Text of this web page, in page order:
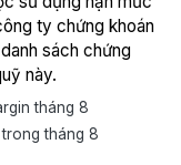
ty chứng khoán
sách chứng
này.
tháng 8
tháng 8